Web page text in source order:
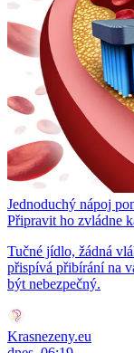
Jednoduchý nápoj
Připravit ho zvládne
Tučné jídlo, žádná
přispívá přibírání na
být nebezpečný.
Krasnezeny.eu